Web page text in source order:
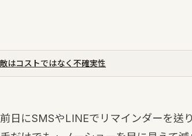
はコストではなく不確実性
日にSMSやLINEでリマインダーを送